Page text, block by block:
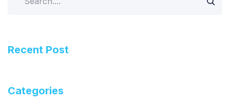
Recent Post
Categories